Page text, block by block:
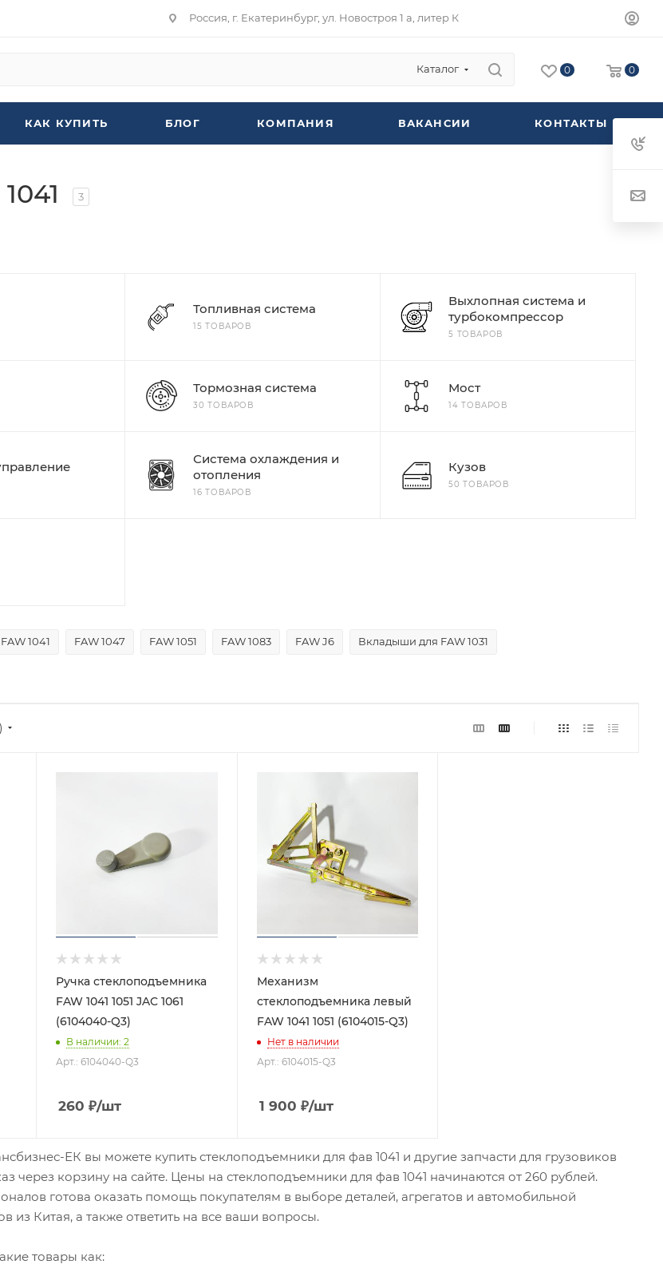
Россия, г. Екатеринбург, ул. Новостроя 1 а, литер К
Каталог 0 0
КАК КУПИТЬ БЛОГ КОМПАНИЯ ВАКАНСИИ КОНТАКТЫ
3
Топливная система
15 ТОВАРОВ
Выхлопная система и
турбокомпрессор
5 ТОВАРОВ
Тормозная система
30 ТОВАРОВ
Мост
14 ТОВАРОВ
Система охлаждения и
отопления
16 ТОВАРОВ
Кузов
50 ТОВАРОВ
FAW 1041 FAW 1047 FAW 1051 FAW 1083 FAW J6 Вкладыши для FAW 1031
Ручка стеклоподъемника
FAW 1041 1051 JAC 1061
(6104040-Q3)
В наличии: 2
Арт.: 6104040-Q3
260 ₽/шт
Механизм
стеклоподъемника левый
FAW 1041 1051 (6104015-Q3)
Нет в наличии
Арт.: 6104015-Q3
1 900 ₽/шт
ЕК вы можете купить стеклоподъемники для фав 1041 и другие запчасти для грузовиков
через корзину на сайте. Цены на стеклоподъемники для фав 1041 начинаются от 260 рублей.
готова оказать помощь покупателям в выборе деталей, агрегатов и автомобильной
из Китая, а также ответить на все ваши вопросы.
товары как: